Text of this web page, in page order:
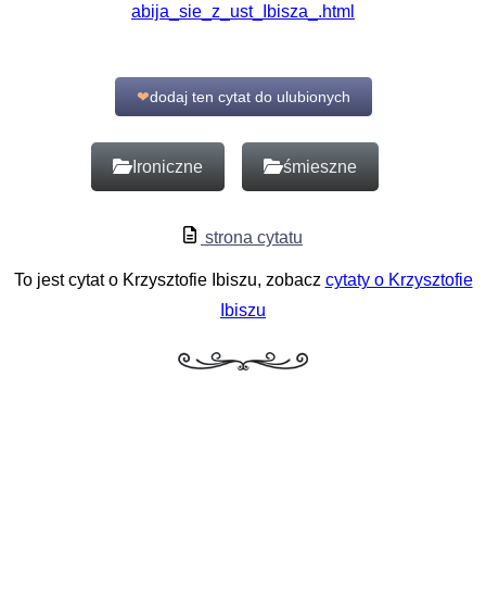
abija_sie_z_ust_Ibisza_.html
❤dodaj ten cytat do ulubionych
Ironiczne śmieszne
strona cytatu
To jest cytat o Krzysztofie Ibiszu, zobacz cytaty o Krzysztofie
Ibiszu